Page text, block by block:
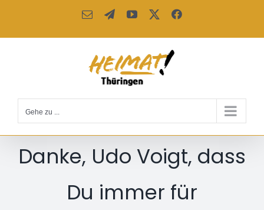
springen
E-
TelegramYouTube Facebook
Gehe zu ...
Danke, Udo Voigt, dass
Du immer für